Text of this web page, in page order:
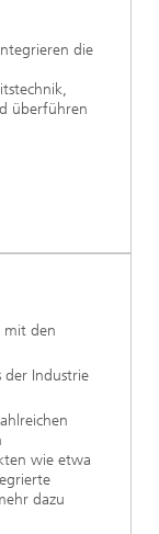
die
überführen
mit den
der Industrie
wie etwa
dazu